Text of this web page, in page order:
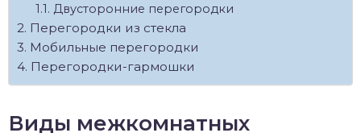
Двусторонние перегородки
Перегородки из стекла
Мобильные перегородки
Перегородки-гармошки
Виды межкомнатных